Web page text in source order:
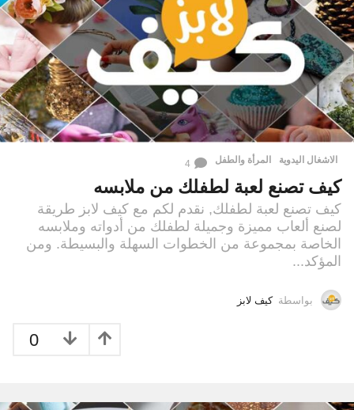
الاشغال اليدوية ,
المرأة والطفل 4
كيف تصنع لعبة لطفلك من ملابسه
كيف تصنع لعبة لطفلك, نقدم لكم مع كيف لابز طريقة
لصنع ألعاب مميزة وجميلة لطفلك من أدواته وملابسه
الخاصة بمجموعة من الخطوات السهلة والبسيطة. ومن
المؤكد...
بواسطة كيف لابز
0